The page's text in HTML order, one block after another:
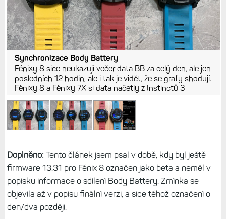
Synchronizace Body Battery
Fénixy 8 sice neukazují večer data BB za celý den, ale jen
posledních 12 hodin, ale i tak je vidět, že se grafy shodují.
Fénixy 8 a Fénixy 7X si data načetly z Instinctů 3
Doplněno: Tento článek jsem psal v době, kdy byl ještě
firmware 13.31 pro Fénix 8 označen jako beta a neměl v
popisku informace o sdílení Body Battery. Zmínka se
objevila až v popisu finální verzi, a sice téhož označení o
den/dva později.